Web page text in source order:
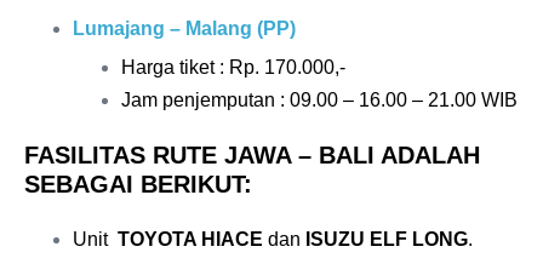
Lumajang – Malang (PP)
Harga tiket : Rp. 170.000,-
Jam penjemputan : 09.00 – 16.00 – 21.00 WIB
FASILITAS RUTE JAWA – BALI ADALAH
SEBAGAI BERIKUT:
Unit TOYOTA HIACE dan ISUZU ELF LONG.